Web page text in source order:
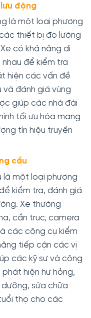
động
là một loại phương
thiết bị đo lường
có khả năng di
để kiểm tra
hiện các vấn đề
và đánh giá vùng
giúp các nhà đài
tối ưu hóa mạng
tín hiệu truyền
cầu
một loại phương
kiểm tra, đánh giá
Xe thường
cần trục, camera
các công cụ kiểm
tiếp cận các vị
các kỹ sư và công
hiện hư hỏng,
sửa chữa
thọ cho các